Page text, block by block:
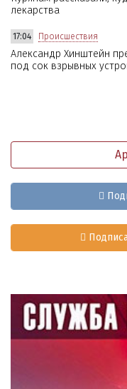
лекарства
17:04 Происшествия
Александр Хинштейн
под сок взрывных